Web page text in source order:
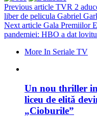
Previous article TVR 2
liber de pelicula Gabriel
Next article Gala Premiilor
pandemiei: HBO a dat
More In Seriale TV
Un nou thriller
liceu de elită
„Cioburile”